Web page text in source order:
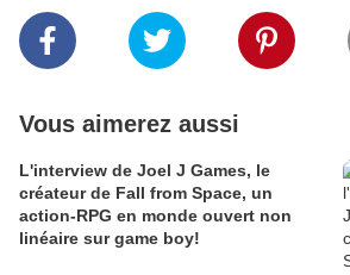
Vous aimerez aussi
L'interview de Joel J Games, le
créateur de Fall from Space, un
action-RPG en monde ouvert non
linéaire sur game boy!